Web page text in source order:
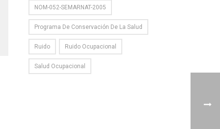
NOM-052-SEMARNAT-2005
Programa De Conservación De La Salud
Ruido Ruido Ocupacional
Salud Ocupacional